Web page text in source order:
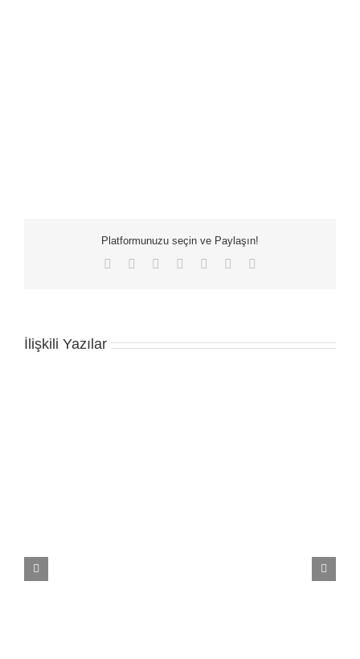
Platformunuzu seçin ve Paylaşın!
Facebook LinkedInWhatsApp
TumblrPinterest
İlişkili Yazılar